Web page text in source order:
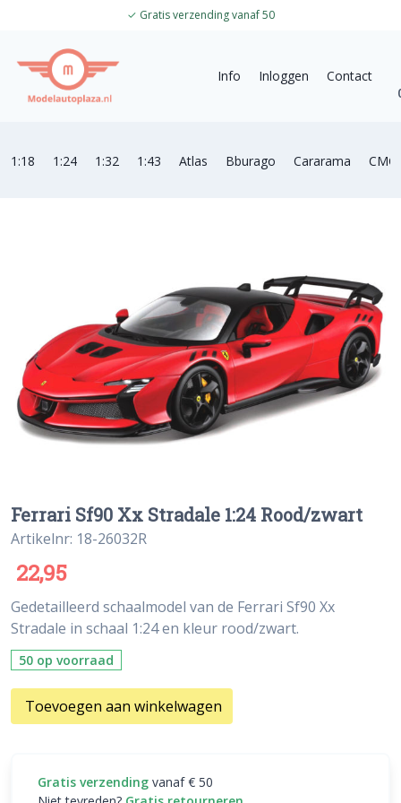
✓ Gratis verzending vanaf 50
Info Inloggen
Contact
1:18 1:24 1:32 1:43 Atlas Bburago Cararama CMC
Ferrari Sf90 Xx Stradale 1:24 Rood/zwart
Artikelnr: 18-26032R
22,95
Gedetailleerd schaalmodel van de Ferrari Sf90 Xx
Stradale in schaal 1:24 en kleur rood/zwart.
50 op voorraad
Toevoegen aan winkelwagen
Gratis verzending vanaf € 50